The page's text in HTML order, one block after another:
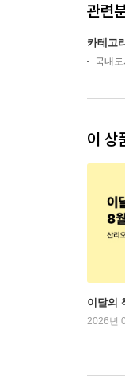
관련
카테고
국내도
이 상
이달의
2026년